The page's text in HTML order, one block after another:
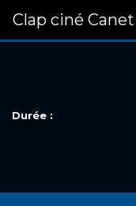
Clap ciné Canet
Durée :